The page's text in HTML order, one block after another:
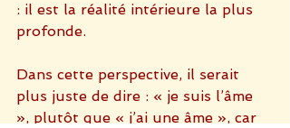
: il est la réalité intérieure la plus
profonde.
Dans cette perspective, il serait
plus juste de dire : « je suis l’âme
», plutôt que « j’ai une âme », car